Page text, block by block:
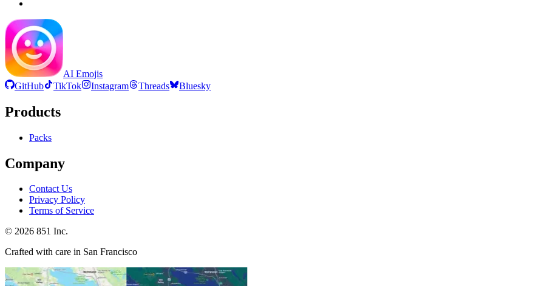
AI Emojis
GitHub
TikTok Instagram Threads Bluesky
Products
Packs
Company
Contact Us
Privacy Policy
Terms of Service
© 2026 851 Inc.
Crafted with care in San Francisco